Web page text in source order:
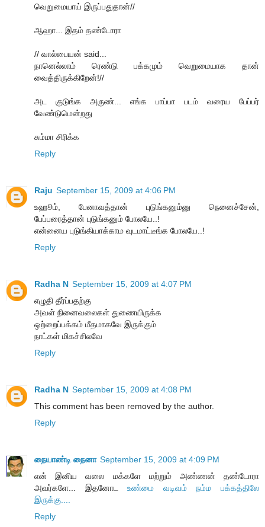
வெறுமையாய் இருப்பதுதான்//
ஆஹா... இதம் தண்டோரா
// வால்பையன் said...
நானெல்லாம் ரெண்டு பக்கமும் வெறுமையாக தான்
வைத்திருக்கிறேன்!//
அட குடுங்க அருண்... எங்க பாப்பா படம் வரைய பேப்பர்
வேண்டுமென்றது
சும்மா சிரிக்க
Reply
Raju September 15, 2009 at 4:06 PM
உஹூம், பேனாவத்தான் புடுங்கனும்னு நெனைச்சேன்,
பேப்பரைத்தான் புடுங்கனும் போலயே..!
என்னைய புடுங்கியாக்காம வுடமாட்டீங்க போலயே..!
Reply
Radha N September 15, 2009 at 4:07 PM
எழுதி தீர்ப்பதற்கு
அவள் நினைவலைகள் துணையிருக்க
ஒற்றைப்பக்கம் மீதமாகவே இருக்கும்
நாட்கள் மிகச்சிலவே
Reply
Radha N September 15, 2009 at 4:08 PM
This comment has been removed by the author.
Reply
நையாண்டி நைனா September 15, 2009 at 4:09 PM
என் இனிய வலை மக்களே மற்றும் அண்ணன் தண்டோரா
அவர்களே... இதனோடஉண்மை வடிவம் நம்ம பக்கத்திலே
இருக்கு....
Reply